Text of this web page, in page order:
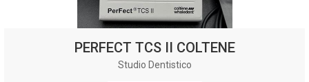
PERFECT TCS II COLTENE
Studio Dentistico